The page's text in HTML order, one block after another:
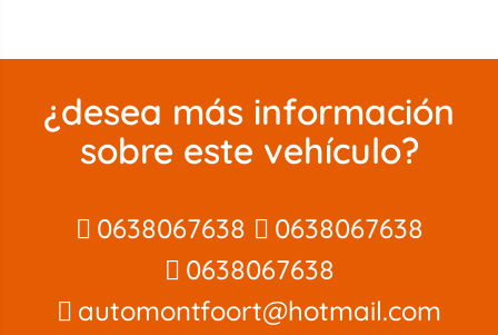
¿desea más información
sobre este vehículo?
0638067638
0638067638
0638067638
automontfoort@hotmail.com